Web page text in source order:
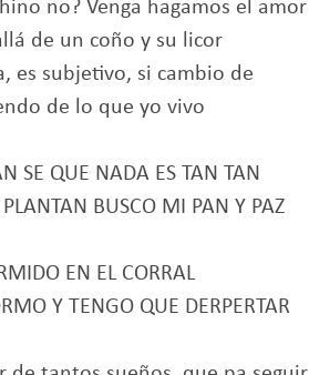
no? Venga hagamos el amor
de un coño y su licor
es subjetivo, si cambio de
de lo que yo vivo
SE QUE NADA ES TAN TAN
BUSCO MI PAN Y PAZ
EN EL CORRAL
Y TENGO QUE DERPERTAR